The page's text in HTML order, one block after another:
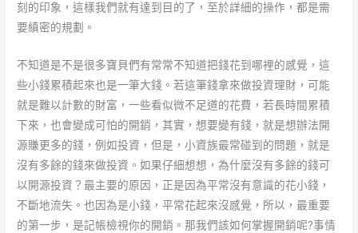
刻的印象，這樣我們就有達到目的了，至於詳細的操作，都是需
要縝密的規劃。
不知道是不是很多寶貝們有常常不知道把錢花到哪裡的感覺，這
些小錢累積起來也是一筆大錢。若這筆錢拿來做投資理財，可能
就是難以計數的財富，一些看似微不足道的花費，若長時間累積
下來，也會變成可怕的開銷，其實，想要變有錢，就是想辦法開
源賺更多的錢，例如投資，但是，小資族最常碰到的問題，就是
沒有多餘的錢來做投資。如果仔細想想，為什麼沒有多餘的錢可
以開源投資？最主要的原因，正是因為平常沒有意識的花小錢，
不斷地流失。也因為是小錢，平常花起來沒感覺，所以，最重要
的第一步，是記帳檢視你的開銷。那我們該如何掌握開銷呢?事情